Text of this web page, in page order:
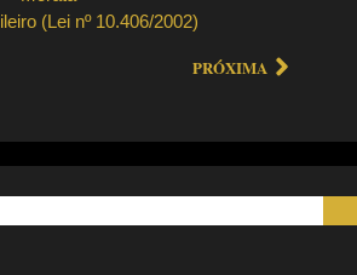
(Lei nº 10.406/2002)
PRÓXIMA